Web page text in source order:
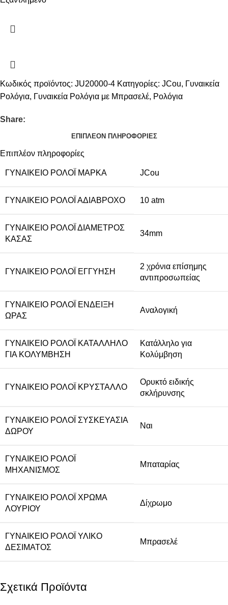
Κωδικός προϊόντος: JU20000-4 Κατηγορίες: JCou, Γυναικεία
Ρολόγια, Γυναικεία Ρολόγια με Μπρασελέ, Ρολόγια
Share:
ΕΠΙΠΛΈΟΝ ΠΛΗΡΟΦΟΡΊΕΣ
Επιπλέον πληροφορίες
ΓΥΝΑΙΚΕΊΟ ΡΟΛΌΙ ΜΆΡΚΑ JCou
ΓΥΝΑΙΚΕΊΟ ΡΟΛΌΙ ΑΔΙΆΒΡΟΧΟ 10 atm
ΓΥΝΑΙΚΕΊΟ ΡΟΛΌΙ ΔΙΆΜΕΤΡΟΣ
ΚΆΣΑΣ
34mm
ΓΥΝΑΙΚΕΊΟ ΡΟΛΌΙ ΕΓΓΎΗΣΗ
2 χρόνια επίσημης
αντιπροσωπείας
ΓΥΝΑΙΚΕΊΟ ΡΟΛΌΙ ΈΝΔΕΙΞΗ
ΏΡΑΣ
Αναλογική
ΓΥΝΑΙΚΕΊΟ ΡΟΛΌΙ ΚΑΤΆΛΛΗΛΟ
ΓΙΑ ΚΟΛΎΜΒΗΣΗ
Κατάλληλο για
Κολύμβηση
ΓΥΝΑΙΚΕΊΟ ΡΟΛΌΙ ΚΡΎΣΤΑΛΛΟ
Ορυκτό ειδικής
σκλήρυνσης
ΓΥΝΑΙΚΕΊΟ ΡΟΛΌΙ ΣΥΣΚΕΥΑΣΊΑ
ΔΏΡΟΥ
Ναι
ΓΥΝΑΙΚΕΊΟ ΡΟΛΌΙ
ΜΗΧΑΝΙΣΜΌΣ
Μπαταρίας
ΓΥΝΑΙΚΕΊΟ ΡΟΛΌΙ ΧΡΏΜΑ
ΛΟΥΡΙΟΎ
Δίχρωμο
ΓΥΝΑΙΚΕΊΟ ΡΟΛΌΙ ΥΛΙΚΌ
ΔΈΣΙΜΑΤΟΣ
Μπρασελέ
Σχετικά Προϊόντα